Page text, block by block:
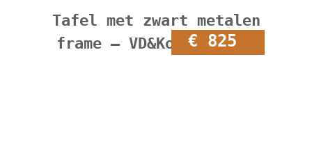
Tafel met zwart metalen
frame – VD&Ko maatwerk
€ 825